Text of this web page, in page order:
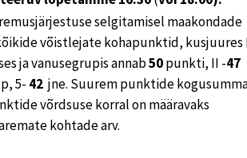
selgitamisel maakondade
võistlejate kohapunktid, kusjuures
ja vanusegrupis annab50punkti, II -47
p, 5- 42 jne. Suurem punktide
võrdsuse korral on määravaks
kohtade arv.